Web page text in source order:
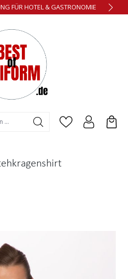
FÜR HOTEL & GASTRONOMIE